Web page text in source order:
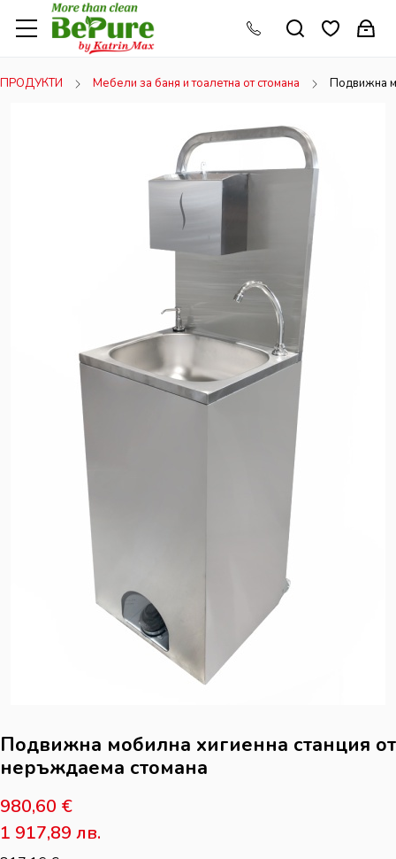
ПРОДУКТИ Мебели за баня и тоалетна от стомана Подвижна
Подвижна мобилна хигиенна станция от
неръждаема стомана
980,60 €
1 917,89 лв.